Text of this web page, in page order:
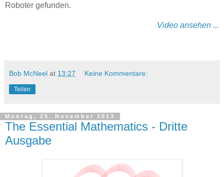
Roboter gefunden.
Video ansehen ...
Bob McNeel at 13:27 Keine Kommentare:
Teilen
Montag, 25. November 2013
The Essential Mathematics - Dritte
Ausgabe